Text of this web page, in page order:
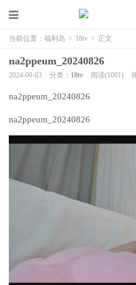
当前位置： 福利岛 > 18tv > 正文
na2ppeum_20240826
2024-09-03 分类： 18tv 阅读(1001)
na2ppeum_20240826
na2ppeum_20240826